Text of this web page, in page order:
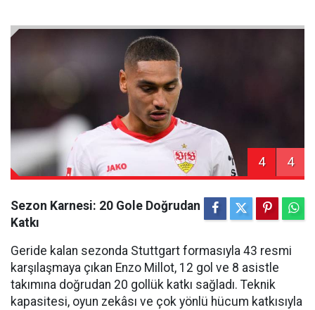
4 4
Sezon Karnesi: 20 Gole Doğrudan
Katkı
Geride kalan sezonda Stuttgart formasıyla 43 resmi
karşılaşmaya çıkan Enzo Millot, 12 gol ve 8 asistle
takımına doğrudan 20 gollük katkı sağladı. Teknik
kapasitesi, oyun zekâsı ve çok yönlü hücum katkısıyla